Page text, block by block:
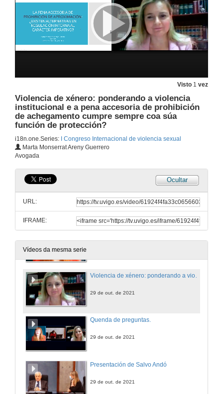
Visto 1 vez
Violencia de xénero: ponderando a violencia
institucional e a pena accesoria de prohibición
de achegamento cumpre sempre coa súa
función de protección?
i18n.one.Series:
I Congreso Internacional de violencia sexual
Marta Monserrat Areny Guerrero
Avogada
Ocultar
URL:
IFRAME:
Vídeos da mesma serie
Presentación de Angela Busacca
25 de out. de 2021
O abuso no deporte
Presentación de Modesto Barcia Lago
25 de out. de 2021
A política criminal da nova lei de libertade sexual: propostas alternativas
25 de out. de 2021
O impacto da pena accesoria de afastamento no proceso civil e a posible atenuación pola vía do art 153.4 do CP
29 de out. de 2021
Quenda de preguntas.
29 de out. de 2021
Presentación de Salvo Andó
29 de out. de 2021